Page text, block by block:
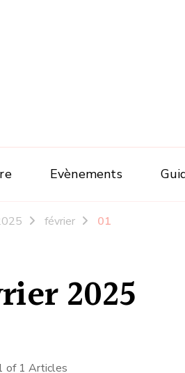
Evènements
février 01
2025
of 1 Articles